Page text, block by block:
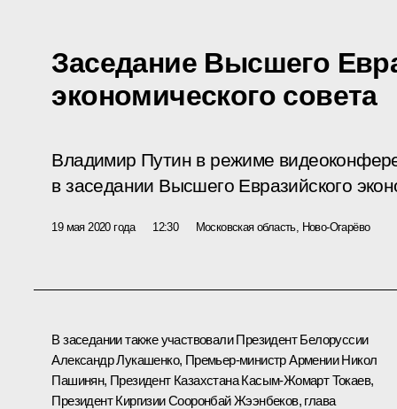
Заседание Высшего
экономического совета
Владимир Путин в режиме
в заседании Высшего Евразийского
19 мая 2020 года 12:30 Московская область, Ново-Огарёво
В заседании также участвовали Президент Белоруссии
Александр Лукашенко, Премьер-министр АрменииНикол
Пашинян, Президент КазахстанаКасым-Жомарт Токаев,
Президент КиргизииСооронбай Жээнбеков, глава